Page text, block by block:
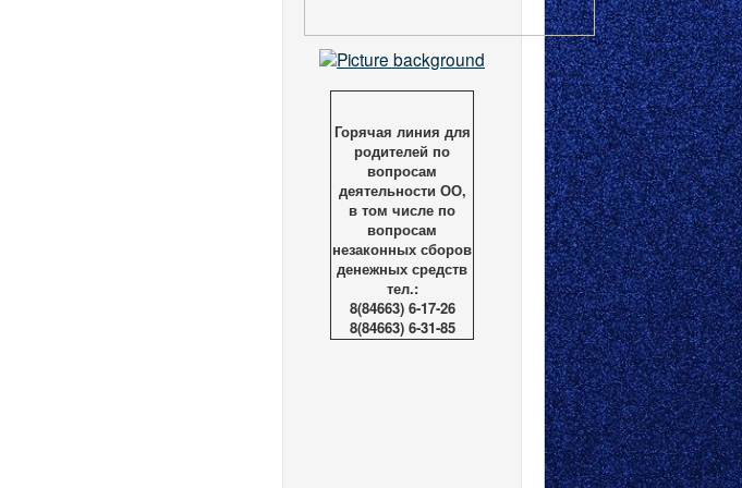
Горячая линия для
родителей по
вопросам
деятельности ОО,
в том числе по
вопросам
незаконных сборов
денежных средств
тел.:
8(84663) 6-17-26
8(84663) 6-31-85